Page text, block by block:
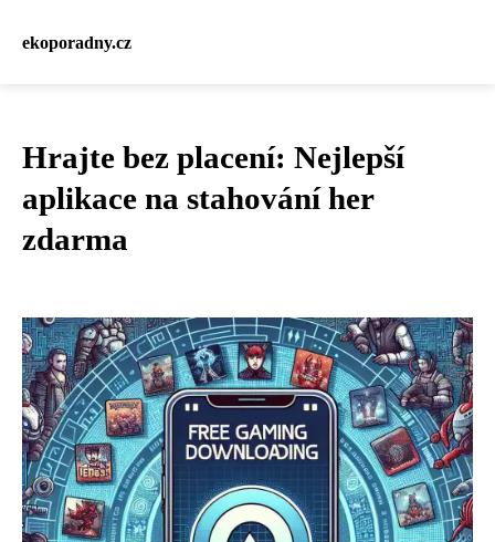
ekoporadny.cz
Hrajte bez placení: Nejlepší
aplikace na stahování her
zdarma